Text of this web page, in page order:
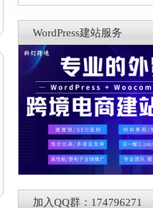
WordPress建站服务
加入QQ群：174796271